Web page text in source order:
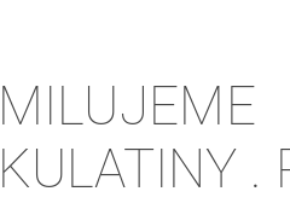
MILUJEME
KULATINY .